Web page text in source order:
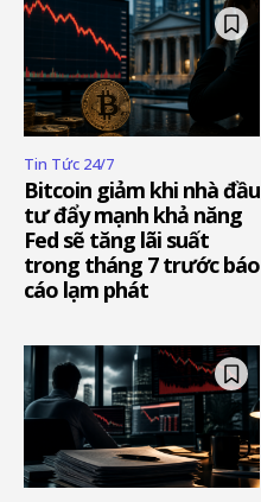
Tin Tức 24/7
Bitcoin giảm khi nhà đầu
tư đẩy mạnh khả năng
Fed sẽ tăng lãi suất
trong tháng 7 trước báo
cáo lạm phát